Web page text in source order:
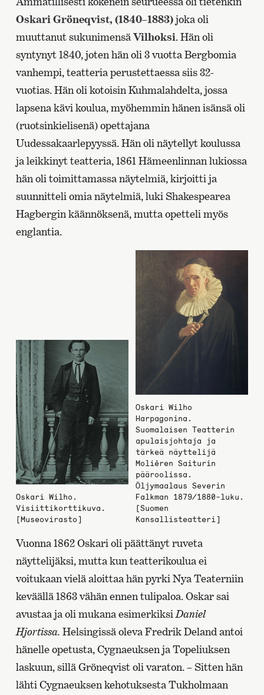
Oskari Gröneqvist, (1840–1883)joka oli
muuttanut sukunimensäVilhoksi. Hän oli
syntynyt 1840, joten hän oli 3 vuotta Bergbomia
vanhempi, teatteria perustettaessa siis 32-
vuotias. Hän oli kotoisin Kuhmalahdelta, jossa
lapsena kävi koulua, myöhemmin hänen isänsä oli
(ruotsinkielisenä) opettajana
Uudessakaarlepyyssä. Hän oli näytellyt koulussa
ja leikkinyt teatteria, 1861 Hämeenlinnan lukiossa
hän oli toimittamassa näytelmiä, kirjoitti ja
suunnitteli omia näytelmiä, luki Shakespearea
Hagbergin käännöksenä, mutta opetteli myös
englantia.
Oskari Wilho.
Visiittikorttikuva.
[Museovirasto]
Oskari Wilho
Harpagonina.
Suomalaisen Teatterin
apulaisjohtaja ja
tärkeä näyttelijä
Molièren Saiturin
pääroolissa.
Öljymaalaus Severin
Falkman 1879/1880-luku.
[Suomen
Kansallisteatteri]
Vuonna 1862 Oskari oli päättänyt ruveta
näyttelijäksi, mutta kun teatterikoulua ei
voitukaan vielä aloittaa hän pyrki Nya Teaterniin
keväällä 1863 vähän ennen tulipaloa. Oskar sai
avustaa ja oli mukana esimerkiksi Daniel
Hjortissa. Helsingissä oleva Fredrik Deland antoi
hänelle opetusta, Cygnaeuksen ja Topeliuksen
laskuun, sillä Gröneqvist oli varaton. – Sitten hän
lähti Cygnaeuksen kehotuksesta Tukholmaan